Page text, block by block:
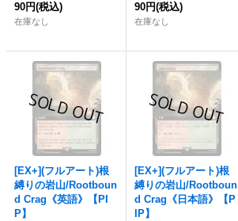
90円(税込)
在庫なし
90円(税込)
在庫なし
[EX+](フルアート)根
縛りの岩山/Rootboun
d Crag《英語》【PI
P】
[EX+](フルアート)根
縛りの岩山/Rootboun
d Crag《日本語》【P
IP】